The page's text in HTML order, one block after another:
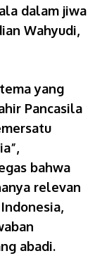
dalam jiwa
Wahyudi,
yang
Pancasila
bahwa
relevan
abadi.